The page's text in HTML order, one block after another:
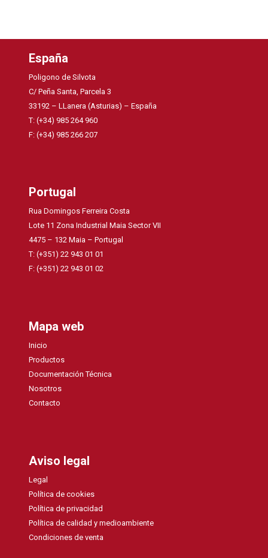
España
Poligono de Silvota
C/ Peña Santa, Parcela 3
33192 – LLanera (Asturias) – España
T: (+34) 985 264 960
F: (+34) 985 266 207
Portugal
Rua Domingos Ferreira Costa
Lote 11 Zona Industrial Maia Sector VII
4475 – 132 Maia – Portugal
T: (+351) 22 943 01 01
F: (+351) 22 943 01 02
Mapa web
Inicio
Productos
Documentación Técnica
Nosotros
Contacto
Aviso legal
Legal
Política de cookies
Política de privacidad
Política de calidad y medioambiente
Condiciones de venta